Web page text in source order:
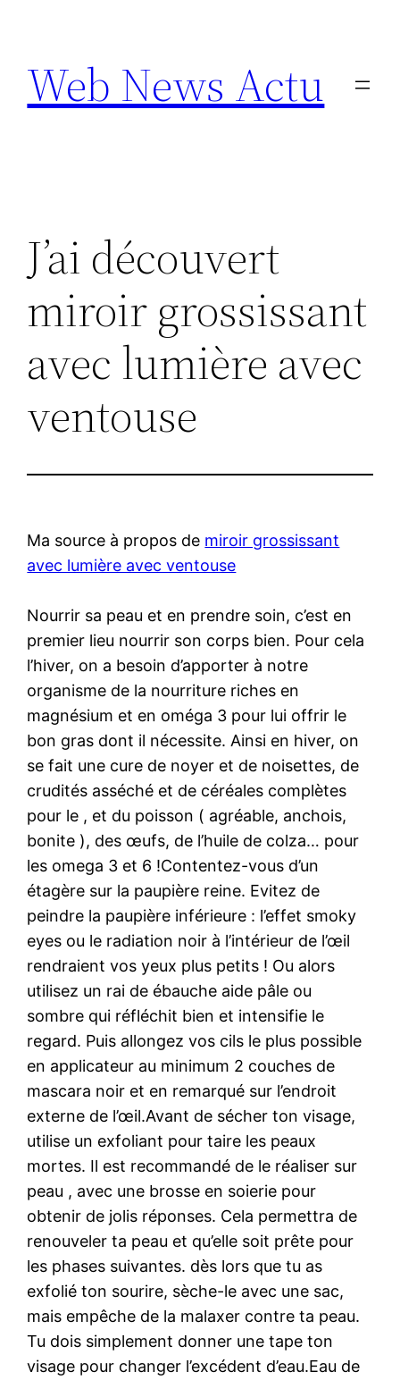
contenu
Web News Actu
J’ai découvert
miroir grossissant
avec lumière avec
ventouse
Ma source à propos de miroir grossissant
avec lumière avec ventouse
Nourrir sa peau et en prendre soin, c’est en
premier lieu nourrir son corps bien. Pour cela
l’hiver, on a besoin d’apporter à notre
organisme de la nourriture riches en
magnésium et en oméga 3 pour lui offrir le
bon gras dont il nécessite. Ainsi en hiver, on
se fait une cure de noyer et de noisettes, de
crudités asséché et de céréales complètes
pour le , et du poisson ( agréable, anchois,
bonite ), des œufs, de l’huile de colza… pour
les omega 3 et 6 !Contentez-vous d’un
étagère sur la paupière reine. Evitez de
peindre la paupière inférieure : l’effet smoky
eyes ou le radiation noir à l’intérieur de l’œil
rendraient vos yeux plus petits ! Ou alors
utilisez un rai de ébauche aide pâle ou
sombre qui réfléchit bien et intensifie le
regard. Puis allongez vos cils le plus possible
en applicateur au minimum 2 couches de
mascara noir et en remarqué sur l’endroit
externe de l’œil.Avant de sécher ton visage,
utilise un exfoliant pour taire les peaux
mortes. Il est recommandé de le réaliser sur
peau , avec une brosse en soierie pour
obtenir de jolis réponses. Cela permettra de
renouveler ta peau et qu’elle soit prête pour
les phases suivantes. dès lors que tu as
exfolié ton sourire, sèche-le avec une sac,
mais empêche de la malaxer contre ta peau.
Tu dois simplement donner une tape ton
visage pour changer l’excédent d’eau.Eau de